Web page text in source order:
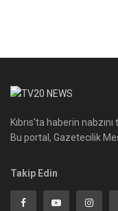
Kıbrıs'ta haberin
Bu portal, Gazetecilik
Takip Edin